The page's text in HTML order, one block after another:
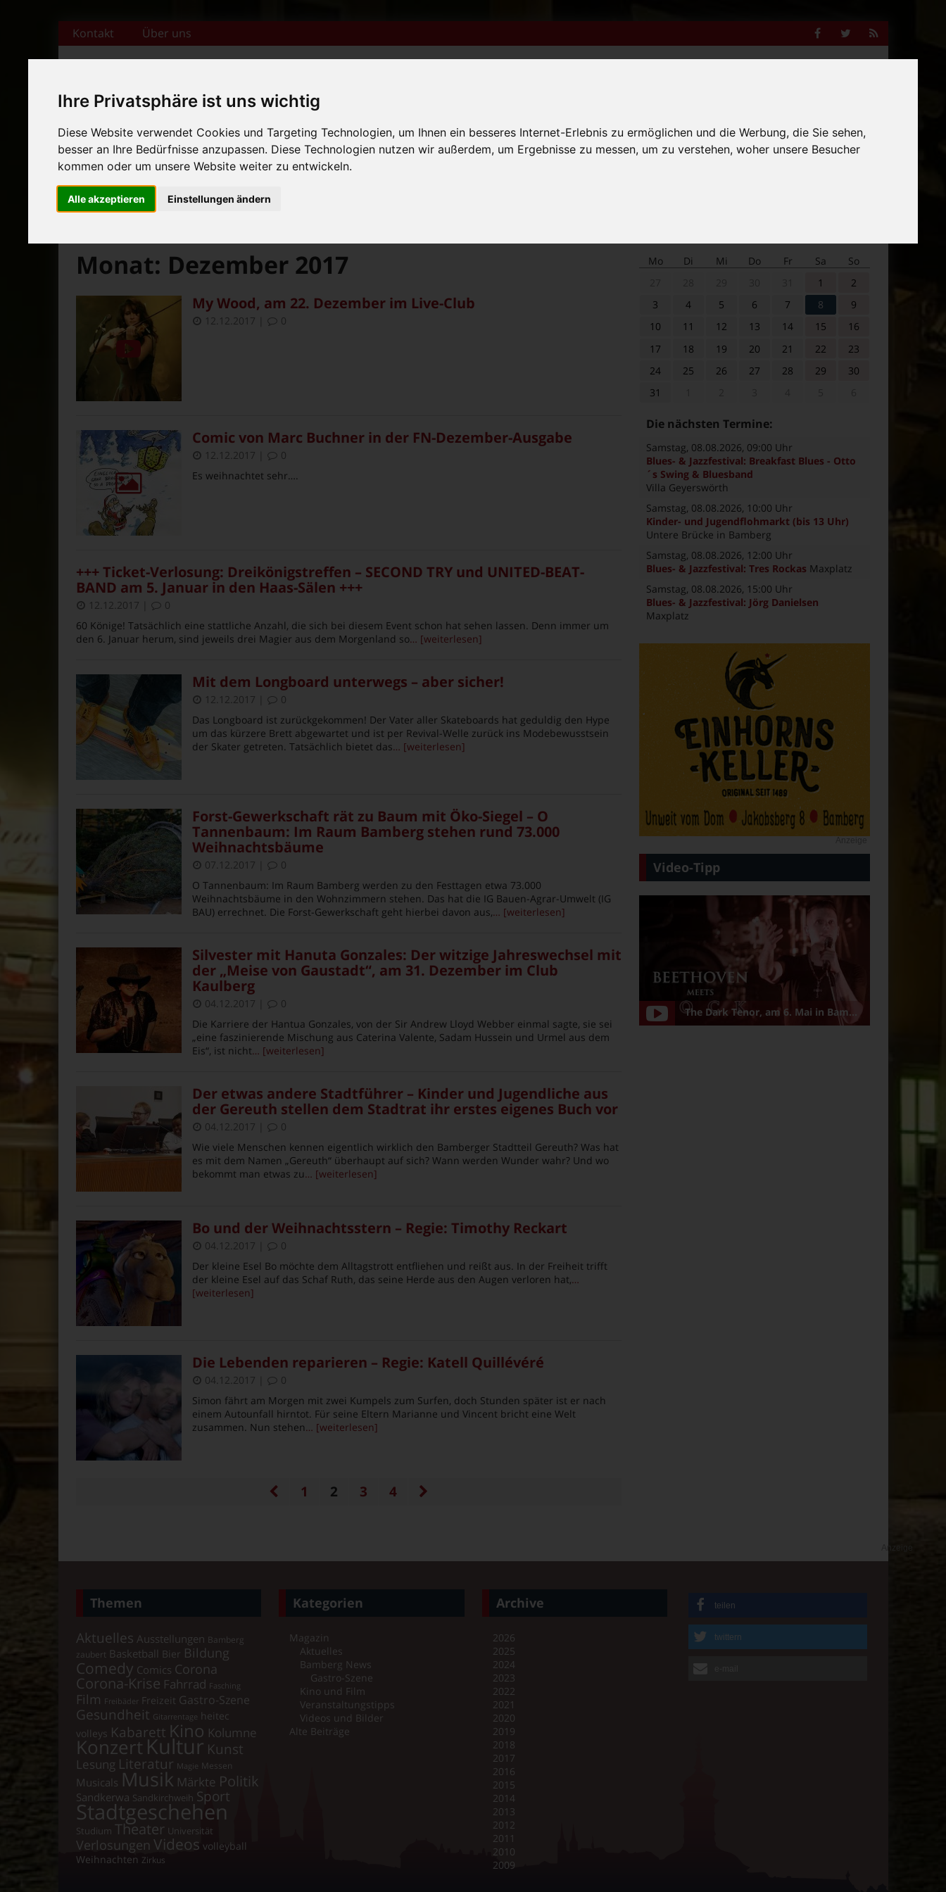
Ihre Privatsphäre ist uns wichtig
Diese Website verwendet Cookies und Targeting Technologien, um Ihnen ein besseres Internet-Erlebnis zu ermöglichen und die Werbung, die Sie sehen,
besser an Ihre Bedürfnisse anzupassen. Diese Technologien nutzen wir außerdem, um Ergebnisse zu messen, um zu verstehen, woher unsere Besucher
kommen oder um unsere Website weiter zu entwickeln.
Alle akzeptieren Einstellungen ändern
Zum Inhalt springen
Kontakt Über uns Facebook
Twitter
Feed
Startseite Magazin Veranstaltungskalender Kleinanzeigen FN-Ausgaben online lesen
Suche
+++ Bamberger Biertage vom 6. bis 9. August +++
+++ Blues- und Jazzfestival vom 31.7. bis 9.8. +++
Monat: Dezember 2017
My Wood, am 22. Dezember im Live-Club
12.12.2017 0
Comic von Marc Buchner in der FN-Dezember-Ausgabe
12.12.2017
0
Es weihnachtet sehr….
+++ Ticket-Verlosung: Dreikönigstreffen – SECOND TRY und UNITED-BEAT-
BAND am 5. Januar in den Haas-Sälen +++
12.12.2017
0
60 Könige! Tatsächlich eine stattliche Anzahl, die sich bei diesem Event schon hat sehen lassen. Denn immer um
den 6. Januar herum, sind jeweils drei Magier aus dem Morgenland so… [weiterlesen]
Mit dem Longboard unterwegs – aber sicher!
12.12.2017
0
Das Longboard ist zurückgekommen! Der Vater aller Skateboards hat geduldig den Hype
um das kürzere Brett abgewartet und ist per Revival-Welle zurück ins Modebewusstsein
der Skater getreten. Tatsächlich bietet das… [weiterlesen]
Forst-Gewerkschaft rät zu Baum mit Öko-Siegel – O
Tannenbaum: Im Raum Bamberg stehen rund 73.000
Weihnachtsbäume
07.12.2017
0
O Tannenbaum: Im Raum Bamberg werden zu den Festtagen etwa 73.000
Weihnachtsbäume in den Wohnzimmern stehen. Das hat die IG Bauen-Agrar-Umwelt (IG
BAU) errechnet. Die Forst-Gewerkschaft geht hierbei davon aus,… [weiterlesen]
Silvester mit Hanuta Gonzales: Der witzige Jahreswechsel mit
der „Meise von Gaustadt“, am 31. Dezember im Club
Kaulberg
04.12.2017
0
Die Karriere der Hantua Gonzales, von der Sir Andrew Lloyd Webber einmal sagte, sie sei
„eine faszinierende Mischung aus Caterina Valente, Sadam Hussein und Urmel aus dem
Eis“, ist nicht… [weiterlesen]
Der etwas andere Stadtführer – Kinder und Jugendliche aus
der Gereuth stellen dem Stadtrat ihr erstes eigenes Buch vor
04.12.2017
0
Wie viele Menschen kennen eigentlich wirklich den Bamberger Stadtteil Gereuth? Was hat
es mit dem Namen „Gereuth“ überhaupt auf sich? Wann werden Wunder wahr? Und wo
bekommt man etwas zu… [weiterlesen]
Bo und der Weihnachtsstern – Regie: Timothy Reckart
04.12.2017
0
Der kleine Esel Bo möchte dem Alltagstrott entfliehen und reißt aus. In der Freiheit trifft
der kleine Esel auf das Schaf Ruth, das seine Herde aus den Augen verloren hat,…
[weiterlesen]
Die Lebenden reparieren – Regie: Katell Quillévéré
04.12.2017
0
Simon fährt am Morgen mit zwei Kumpels zum Surfen, doch Stunden später ist er nach
einem Autounfall hirntot. Für seine Eltern Marianne und Vincent bricht eine Welt
zusammen. Nun stehen… [weiterlesen]
1 2 3 4
Mo Di Mi Do Fr Sa
So
1
2
3
4 5 6 7 8
9
10
11 12 13 14 15
16
17
18 19 20 21 22
23
24
25 26 27 28 29
30
31
Die nächsten Termine:
Samstag, 08.08.2026, 09:00 Uhr
Blues- & Jazzfestival: Breakfast Blues - Otto
´s Swing & Bluesband
Villa Geyerswörth
Samstag, 08.08.2026, 10:00 Uhr
Kinder- und Jugendflohmarkt (bis 13 Uhr)
Untere Brücke in Bamberg
Samstag, 08.08.2026, 12:00 Uhr
Blues- & Jazzfestival: Tres Rockas Maxplatz
Samstag, 08.08.2026, 15:00 Uhr
Blues- & Jazzfestival: Jörg Danielsen
Maxplatz
Video-Tipp
The Dark Tenor, am 6. Mai in Bamberg
Anzeige
Themen
Aktuelles Ausstellungen Bamberg
zaubert Basketball Bier Bildung
Comedy Comics Corona
Corona-Krise Fahrrad Fasching
Film Freibäder Freizeit Gastro-Szene
Gesundheit Gitarrentage heitec
volleys Kabarett Kino Kolumne
Konzert Kultur Kunst
Lesung Literatur Magie Messen
Musicals Musik Märkte Politik
Sandkerwa Sandkirchweih Sport
Stadtgeschehen
Studium Theater Universität
Verlosungen Videos volleyball
Weihnachten Zirkus
Kategorien
Magazin
Aktuelles
Bamberg News
Gastro-Szene
Kino und Film
Veranstaltungstipps
Videos und Bilder
Alte Beiträge
Archive
2026
2025
2024
2023
2022
2021
2020
2019
2018
2017
2016
2015
2014
2013
2012
2011
2010
2009
teilen
twittern